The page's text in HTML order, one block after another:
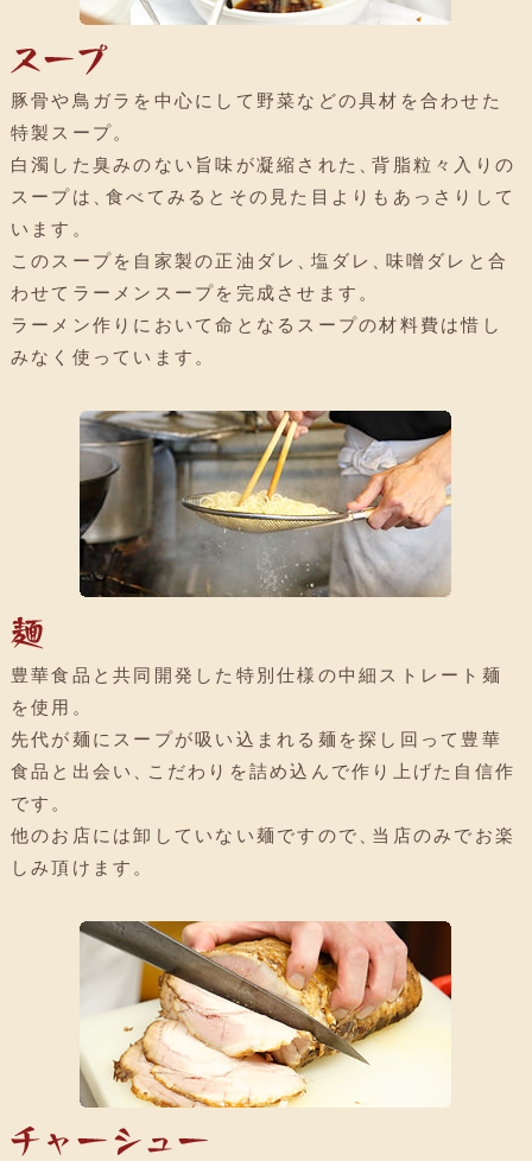
豚骨や鳥ガラを中心にして野菜などの具材を合わせた
特製スープ。
白濁した臭みのない旨味が凝縮された
、背脂粒々入りの
スープは
、食べてみるとその見た目よりもあっさりして
います 。
このスープを自家製の正油ダレ
、塩ダレ 、味噌ダレと合
わせてラーメンスープを完成させます 。
ラーメン作りにおいて命となるスープの材料費は惜し
みなく使っています 。
豊華食品と共同開発した特別仕様の中細ストレート麺
を使用 。
先代が麺にスープが吸い込まれる麺を探し回って豊華
食品と出会い
、こだわりを詰め込んで作り上げた自信作
です 。
他のお店には卸していない麺ですので
、当店のみでお楽
しみ頂けます 。